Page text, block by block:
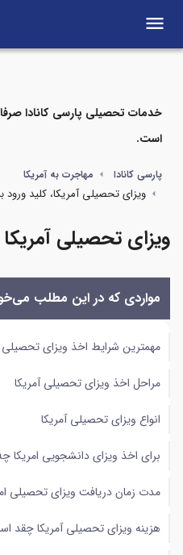
menu
مواردی که در این مطلب
مراحل اخذ ویزای تحصیلی آمریکا
انواع ویزای تحصیلی آمریکا
برای اخذ ویزای دانشجویی امریکا
مدت زمان دریافت ویزای تحصیلی
هزینه ویزای تحصیلی آمریکا چقد
تمکن مالی لازم برای اخذ ویزای
آیا امکان دارد ویزای تحصیلی
خدمات تحصیلی پارسی کانادا
است.
پارسی کانادا مهاجرت به آمریکا
ویزای تحصیلی آمریکا، کلید ورود
ویزای تحصیلی آمریکا
مواردی که در این مطلب
مهمترین شرایط اخذ ویزای
مراحل اخذ ویزای تحصیلی آمریکا
انواع ویزای تحصیلی آمریکا
برای اخذ ویزای دانشجویی امریکا
مدت زمان دریافت ویزای تحصیلی
هزینه ویزای تحصیلی آمریکا چقد